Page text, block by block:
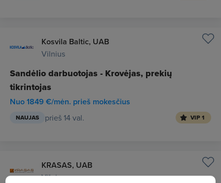
Kosvila Baltic, UAB
Vilnius
Sandėlio darbuotojas - Krovėjas, prekių
tikrintojas
Nuo 1849 €/mėn. prieš mokesčius
NAUJAS prieš 14 val. VIP 1
KRASAS, UAB
Vilnius